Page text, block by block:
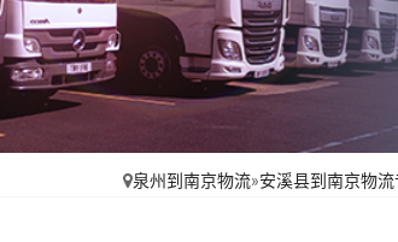
泉州到南京物流»安溪县到南京物流